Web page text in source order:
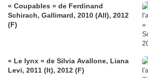
« Coupables » de Ferdinand
Schirach, Gallimard, 2010 (All), 2012
(F)
« Le lynx » de Silvia Avallone, Liana
Levi, 2011 (It), 2012 (F)